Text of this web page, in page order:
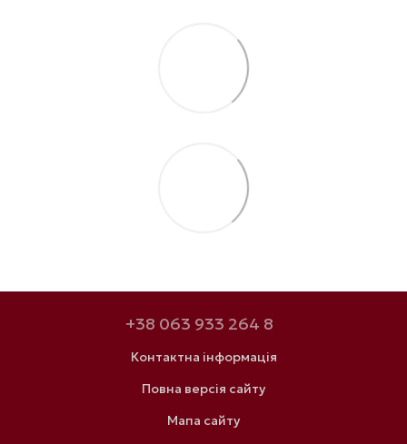
+38 063 933 264 8
Контактна інформація
Повна версія сайту
Мапа сайту